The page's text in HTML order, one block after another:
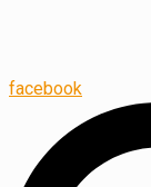
facebook